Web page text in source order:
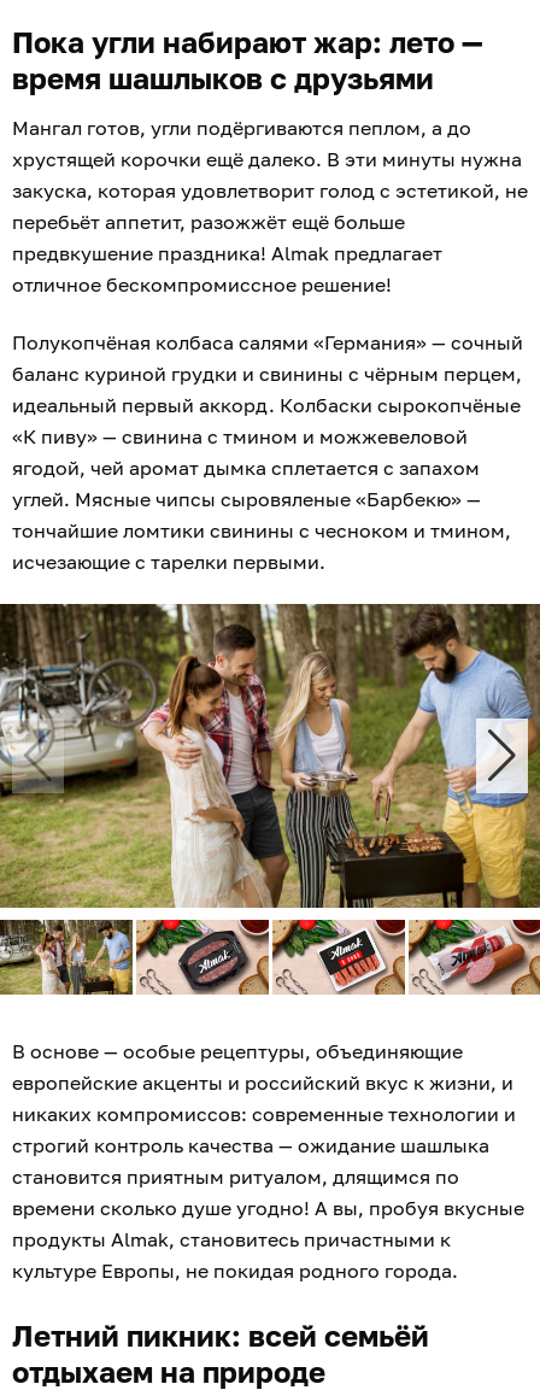
Пока угли набирают жар: лето —
время шашлыков с друзьями
Мангал готов, угли подёргиваются пеплом, а до
хрустящей корочки ещё далеко. В эти минуты нужна
закуска, которая удовлетворит голод с эстетикой, не
перебьёт аппетит, разожжёт ещё больше
предвкушение праздника! Almak предлагает
отличное бескомпромиссное решение!
Полукопчёная колбаса салями «Германия» — сочный
баланс куриной грудки и свинины с чёрным перцем,
идеальный первый аккорд. Колбаски сырокопчёные
«К пиву» — свинина с тмином и можжевеловой
ягодой, чей аромат дымка сплетается с запахом
углей. Мясные чипсы сыровяленые «Барбекю» —
тончайшие ломтики свинины с чесноком и тмином,
исчезающие с тарелки первыми.
В основе — особые рецептуры, объединяющие
европейские акценты и российский вкус к жизни, и
никаких компромиссов: современные технологии и
строгий контроль качества — ожидание шашлыка
становится приятным ритуалом, длящимся по
времени сколько душе угодно! А вы, пробуя вкусные
продукты Almak, становитесь причастными к
культуре Европы, не покидая родного города.
Летний пикник: всей семьёй
отдыхаем на природе